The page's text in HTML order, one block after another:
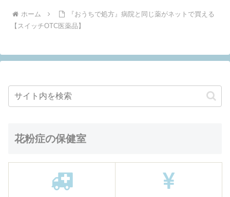
ホーム
『おうちで処方』病院と同じ薬がネットで買える
【スイッチOTC医薬品】
花粉症の保健室